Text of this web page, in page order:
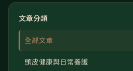
文章分類
全部文章
頭皮健康與日常養護